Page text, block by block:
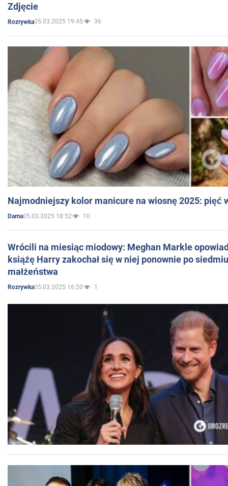
Zdjęcie
Rozrywka05.03.2025 19:45 36
Najmodniejszy kolor manicure na wiosnę 2025: pięć
Dama05.03.2025 18:52 10
Wrócili na miesiąc miodowy: Meghan Markle
książę Harry zakochał się w niej ponownie po
małżeństwa
Rozrywka05.03.2025 16:20 1